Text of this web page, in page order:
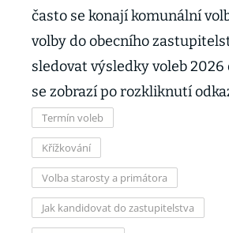
často se konají komunální
volby do obecního
sledovat výsledky voleb
se zobrazí po rozkliknutí
Termín voleb
Křížkování
Volba starosty a primátora
Jak kandidovat do zastupitelstva